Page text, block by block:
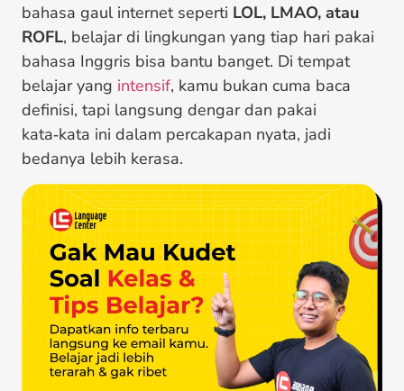
bahasa gaul internet seperti LOL, LMAO, atau
ROFL, belajar di lingkungan yang tiap hari pakai
bahasa Inggris bisa bantu banget. Di tempat
belajar yang intensif, kamu bukan cuma baca
definisi, tapi langsung dengar dan pakai
kata‑kata ini dalam percakapan nyata, jadi
bedanya lebih kerasa.